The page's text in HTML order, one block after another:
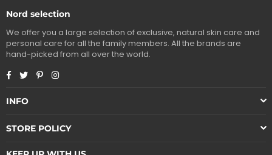
Nord selection
We offer you a large selection of exclusive, natural skin care and
personal care for all the family members. All the brands are
hand-picked from all over the world.
Facebook
TwitterPinterestInstagram
INFO
STORE POLICY